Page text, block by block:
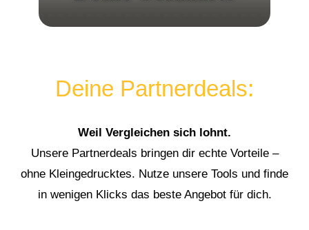
Deine Partnerdeals:
Weil Vergleichen sich lohnt.
Unsere Partnerdeals bringen dir echte Vorteile –
ohne Kleingedrucktes. Nutze unsere Tools und finde
in wenigen Klicks das beste Angebot für dich.